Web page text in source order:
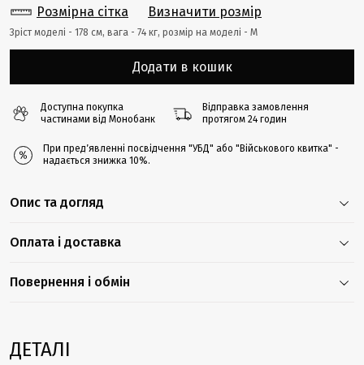
Розмірна сітка Визначити розмір
Зріст моделі - 178 cм, вага - 74 кг, розмір на моделі - М
Додати в кошик
Доступна покупка
частинами від Монобанк
Відправка замовлення
протягом 24 годин
При предʼявленні посвідчення "УБД" або "Військового квитка" -
надається знижка 10%.
Опис та догляд
Оплата і доставка
Повернення і обмін
ДЕТАЛІ